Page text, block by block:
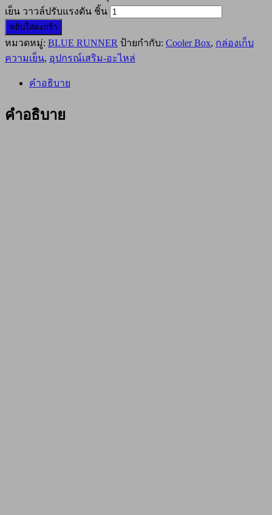
เย็น วาวล์ปรับแรงดัน ชิ้น
หยิบใส่ตะกร้า
หมวดหมู่: BLUE RUNNER ป้ายกำกับ: Cooler Box, กล่องเก็บ
ความเย็น, อุปกรณ์เสริม-อะไหล่
คำอธิบาย
คำอธิบาย